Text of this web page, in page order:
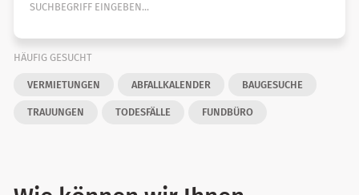
HÄUFIG GESUCHT
VERMIETUNGEN ABFALLKALENDER BAUGESUCHE
TRAUUNGEN TODESFÄLLE FUNDBÜRO